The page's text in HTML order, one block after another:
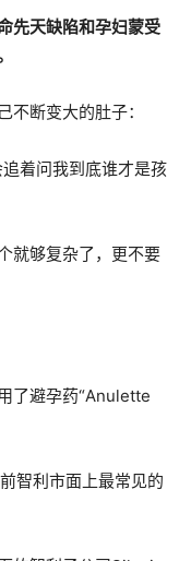
先天缺陷和孕妇蒙受
不断变大的肚子：
着问我到底谁才是孩
就够复杂了，更不要
了避孕药“Anulette
智利市面上最常见的